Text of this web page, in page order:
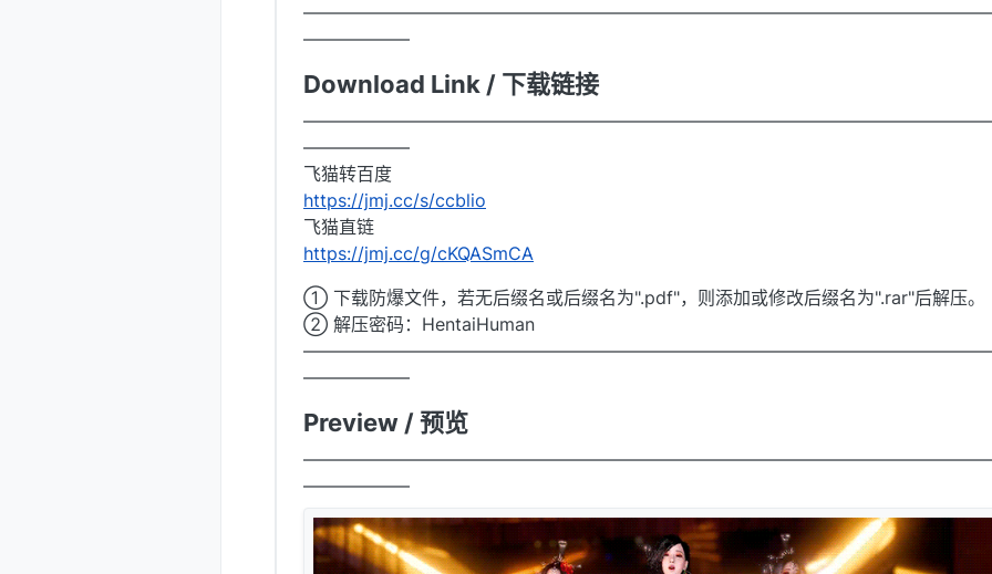
——————
Download Link / 下载链接
——————
飞猫转百度
https://jmj.cc/s/ccblio
飞猫直链
https://jmj.cc/g/cKQASmCA
① 下载防爆文件，若无后缀名或后缀名为".pdf"，则添加或修改后缀名为".rar"后解压。
② 解压密码：HentaiHuman
——————
Preview / 预览
——————